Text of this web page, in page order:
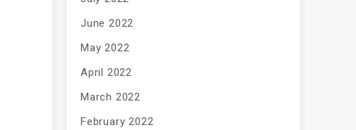
June 2022
May 2022
April 2022
March 2022
February 2022